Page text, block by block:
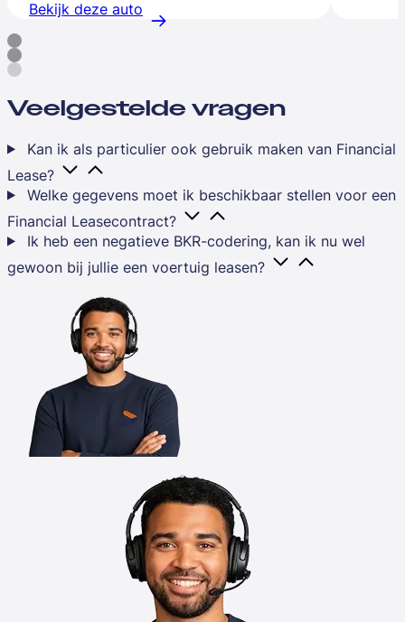
Bekijk deze auto
Veelgestelde vragen
Kan ik als particulier ook gebruik maken van Financial
Lease?
Welke gegevens moet ik beschikbaar stellen voor een
Financial Leasecontract?
Ik heb een negatieve BKR-codering, kan ik nu wel
gewoon bij jullie een voertuig leasen?